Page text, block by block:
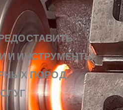
И ИНСТРУМЕНТЫ
ПОРОД